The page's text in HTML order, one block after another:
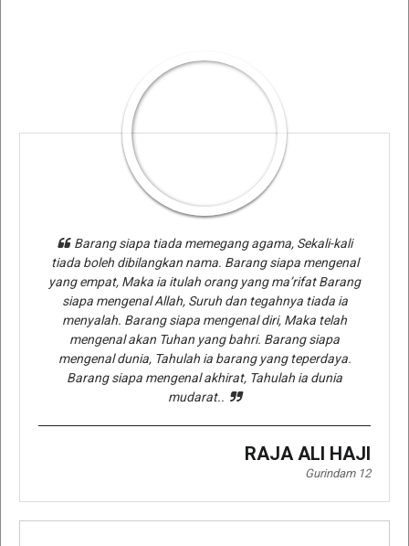
Barang siapa tiada memegang agama, Sekali-kali
tiada boleh dibilangkan nama. Barang siapa mengenal
yang empat, Maka ia itulah orang yang ma’rifat Barang
siapa mengenal Allah, Suruh dan tegahnya tiada ia
menyalah. Barang siapa mengenal diri, Maka telah
mengenal akan Tuhan yang bahri. Barang siapa
mengenal dunia, Tahulah ia barang yang teperdaya.
Barang siapa mengenal akhirat, Tahulah ia dunia
mudarat..
RAJA ALI HAJI
Gurindam 12